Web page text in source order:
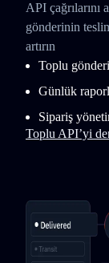
API çağrılarını
gönderinin
artırın
Toplu
Günlük
Sipariş
Toplu API’yi